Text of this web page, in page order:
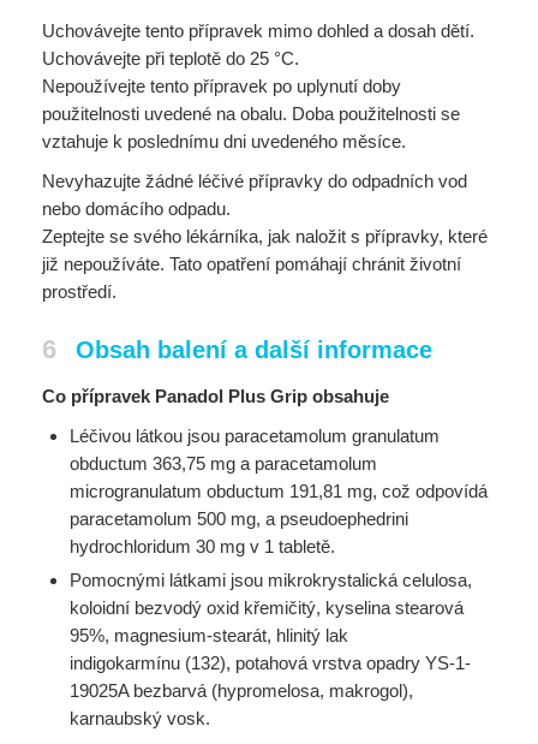
Uchovávejte tento přípravek mimo dohled a dosah dětí.
Uchovávejte při teplotě do 25 °C.
Nepoužívejte tento přípravek po uplynutí doby
použitelnosti uvedené na obalu. Doba použitelnosti se
vztahuje k poslednímu dni uvedeného měsíce.
Nevyhazujte žádné léčivé přípravky do odpadních vod
nebo domácího odpadu.
Zeptejte se svého lékárníka, jak naložit s přípravky, které
již nepoužíváte. Tato opatření pomáhají chránit životní
prostředí.
6 Obsah balení a další informace
Co přípravek Panadol Plus Grip obsahuje
Léčivou látkou jsou paracetamolum granulatum
obductum 363,75 mg a paracetamolum
microgranulatum obductum 191,81 mg, což odpovídá
paracetamolum 500 mg, a pseudoephedrini
hydrochloridum 30 mg v 1 tabletě.
Pomocnými látkami jsou mikrokrystalická celulosa,
koloidní bezvodý oxid křemičitý, kyselina stearová
95%, magnesium-stearát, hlinitý lak
indigokarmínu (132), potahová vrstva opadry YS-1-
19025A bezbarvá (hypromelosa, makrogol),
karnaubský vosk.